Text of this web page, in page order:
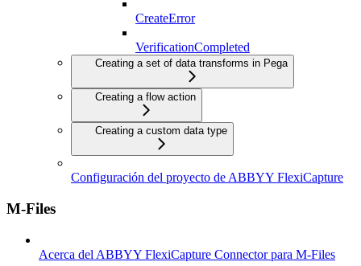
CreateError
VerificationCompleted
Creating a set of data transforms in Pega
Creating a flow action
Creating a custom data type
Configuración del proyecto de ABBYY FlexiCapture
M-Files
Acerca del ABBYY FlexiCapture Connector para M-Files